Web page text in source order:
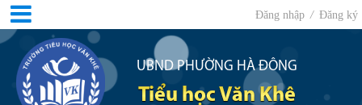
UBND PHƯỜNG HÀ ĐÔNG
Tiểu học Văn Khê
Đăng nhập / Đăng ký